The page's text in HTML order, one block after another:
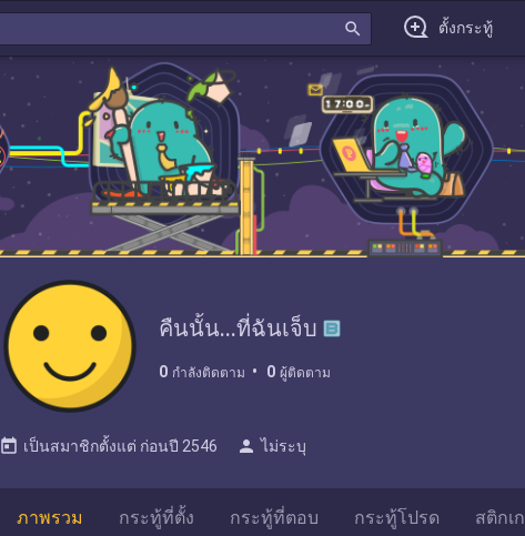
search ตั้งกระทู้
คืนนั้น...ที่ฉันเจ็บ
0 กำลังติดตาม 0 ผู้ติดตาม
today เป็นสมาชิกตั้งแต่ ก่อนปี 2546 person ไม่ระบุ
ภาพรวม กระทู้ที่ตั้ง กระทู้ที่ตอบ กระทู้โปรด สติกเ